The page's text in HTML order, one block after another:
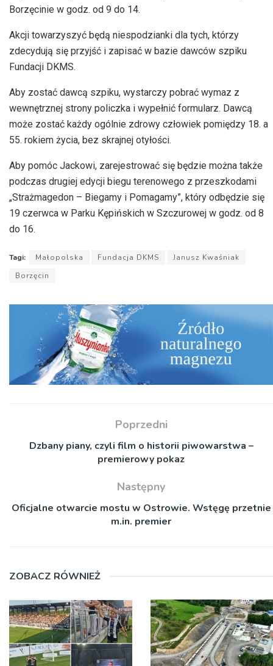
Borzęcinie w godz. od 9 do 14.
Akcji towarzyszyć będą niespodzianki dla tych, którzy
zdecydują się przyjść i zapisać w bazie dawców szpiku
Fundacji DKMS.
Aby zostać dawcą szpiku, wystarczy pobrać wymaz z
wewnętrznej strony policzka i wypełnić formularz. Dawcą
może zostać każdy ogólnie zdrowy człowiek pomiędzy 18. a
55. rokiem życia, bez skrajnej otyłości.
Aby pomóc Jackowi, zarejestrować się będzie można także
podczas drugiej edycji biegu terenowego z przeszkodami
„Strażmagedon – Biegamy i Pomagamy”, który odbędzie się
19 czerwca w Parku Kępińskich w Szczurowej w godz. od 8
do 16.
Tagi: Małopolska Fundacja DKMS
Janusz Kwaśniak
Borzęcin
Poprzedni
Dzbany piany, czyli film o historii piwowarstwa –
premierowy pokaz
Następny
Oficjalne otwarcie mostu w Ostrowie. Wstęgę przetnie
m.in. premier
ZOBACZ RÓWNIEŻ